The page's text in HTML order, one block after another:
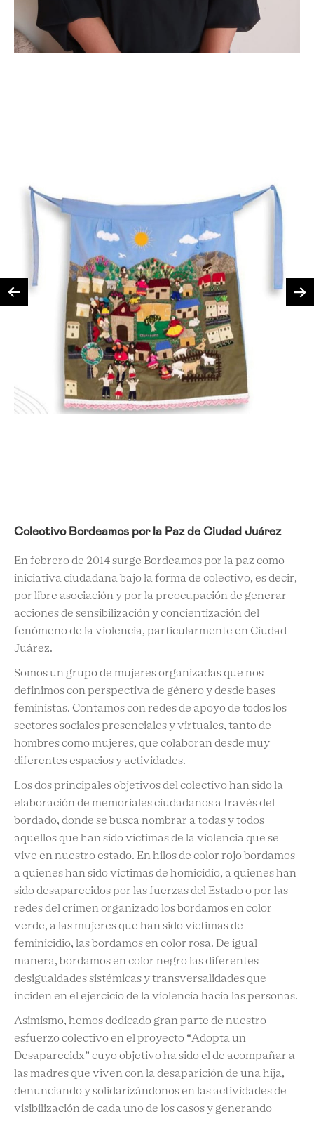
Colectivo Bordeamos por la Paz de Ciudad Juárez
En febrero de 2014 surge Bordeamos por la paz como
iniciativa ciudadana bajo la forma de colectivo, es decir,
por libre asociación y por la preocupación de generar
acciones de sensibilización y concientización del
fenómeno de la violencia, particularmente en Ciudad
Juárez.
Somos un grupo de mujeres organizadas que nos
definimos con perspectiva de género y desde bases
feministas. Contamos con redes de apoyo de todos los
sectores sociales presenciales y virtuales, tanto de
hombres como mujeres, que colaboran desde muy
diferentes espacios y actividades.
Los dos principales objetivos del colectivo han sido la
elaboración de memoriales ciudadanos a través del
bordado, donde se busca nombrar a todas y todos
aquellos que han sido víctimas de la violencia que se
vive en nuestro estado. En hilos de color rojo bordamos
a quienes han sido víctimas de homicidio, a quienes han
sido desaparecidos por las fuerzas del Estado o por las
redes del crimen organizado los bordamos en color
verde, a las mujeres que han sido víctimas de
feminicidio, las bordamos en color rosa. De igual
manera, bordamos en color negro las diferentes
desigualdades sistémicas y transversalidades que
inciden en el ejercicio de la violencia hacia las personas.
Asimismo, hemos dedicado gran parte de nuestro
esfuerzo colectivo en el proyecto “Adopta un
Desaparecidx” cuyo objetivo ha sido el de acompañar a
las madres que viven con la desaparición de una hija,
denunciando y solidarizándonos en las actividades de
visibilización de cada uno de los casos y generando